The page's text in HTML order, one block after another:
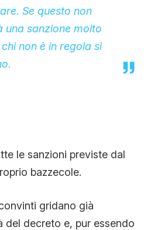
Se questo non
una sanzione molto
non è in regola si
le sanzioni previste dal
bazzecole.
gridano già
del decreto e, pur essendo